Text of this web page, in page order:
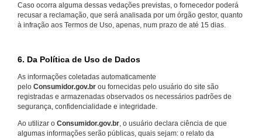
Caso ocorra alguma dessas vedações previstas, o fornecedor poderá
recusar a reclamação, que será analisada por um órgão gestor, quanto
à infração aos Termos de Uso, apenas, num prazo de até 15 dias.
6. Da Política de Uso de Dados
As informações coletadas automaticamente
pelo Consumidor.gov.br ou fornecidas pelo usuário do site são
registradas e armazenadas observados os necessários padrões de
segurança, confidencialidade e integridade.
Ao utilizar o Consumidor.gov.br , o usuário declara ciência de que
algumas informações serão públicas, quais sejam: o relato da